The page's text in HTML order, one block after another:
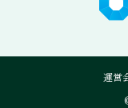
運営